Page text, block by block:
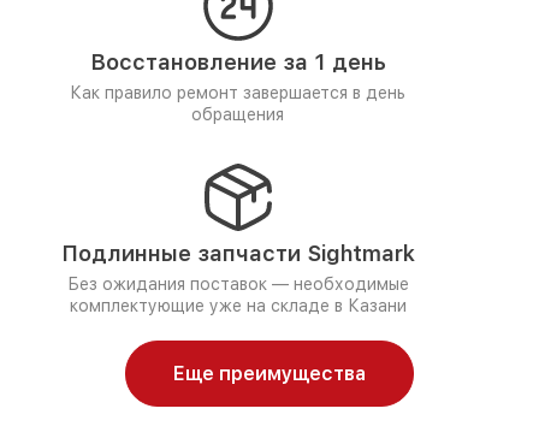
Восстановление за 1 день
Как правило ремонт завершается в день
обращения
Подлинные запчасти Sightmark
Без ожидания поставок — необходимые
комплектующие уже на складе в Казани
Еще преимущества